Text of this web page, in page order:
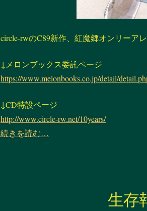
circle-rwのC89新作、紅魔郷オンリーア
↓メロンブックス委託ページ
https://www.melonbooks.co.jp/detail/
↓CD特設ページ
http://www.circle-rw.net/10years/
続きを読む…
生存